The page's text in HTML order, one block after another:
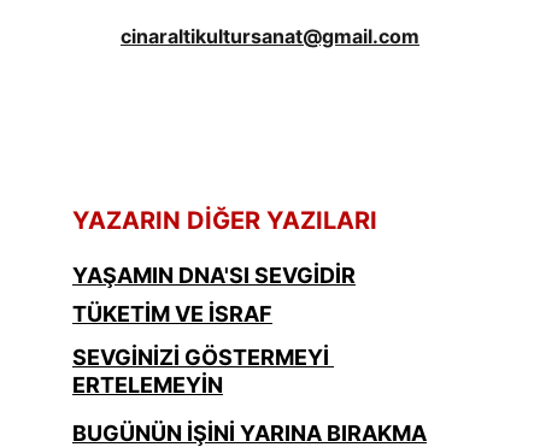
cinaraltikultursanat@gmail.com
YAZARIN DİĞER YAZILARI
TÜKETİM VE İSRAF
YAŞAMIN DNA'SI SEVGİDİR
SEVGİNİZİ GÖSTERMEYİ
ERTELEMEYİN
BUGÜNÜN İŞİNİ YARINA BIRAKMA